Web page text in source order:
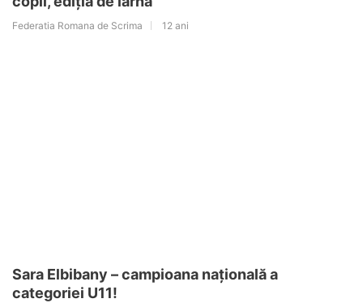
Federatia Romana de Scrima 12 ani
Sara Elbibany – campioana națională a
categoriei U11!